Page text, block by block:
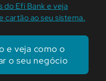
do Efí Bank e veja
cartão ao seu sistema.
e veja como o
o seu negócio